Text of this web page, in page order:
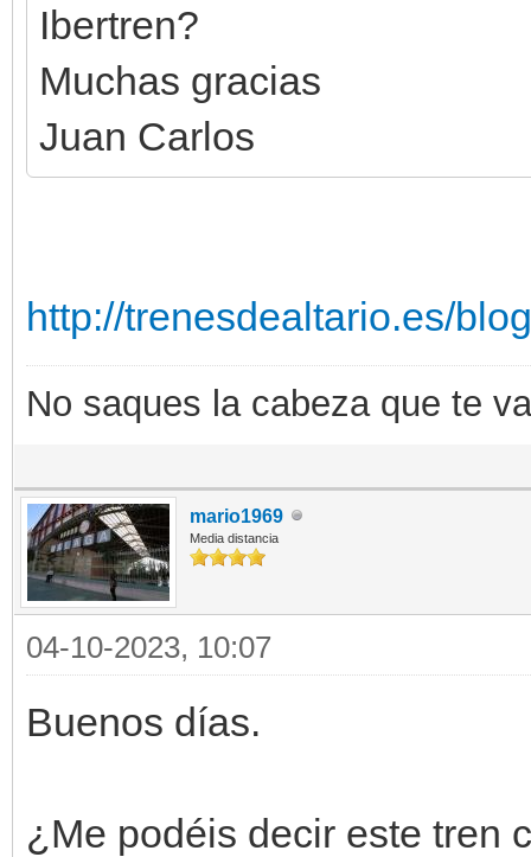
Ibertren?
Muchas gracias
Juan Carlos
http://trenesdealtario.es/
No saques la cabeza que te
mario1969
Media distancia
04-10-2023, 10:07
Buenos días.
¿Me podéis decir este tren